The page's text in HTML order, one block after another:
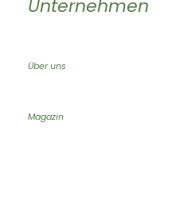
Unternehmen
Über uns
Magazin